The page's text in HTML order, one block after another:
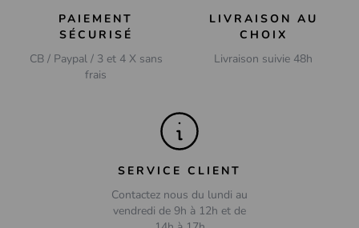
PAIEMENT
SÉCURISÉ
CB / Paypal / 3 et 4 X sans
frais
LIVRAISON AU
CHOIX
Livraison suivie 48h
SERVICE CLIENT
Contactez nous du lundi au
vendredi de 9h à 12h et de